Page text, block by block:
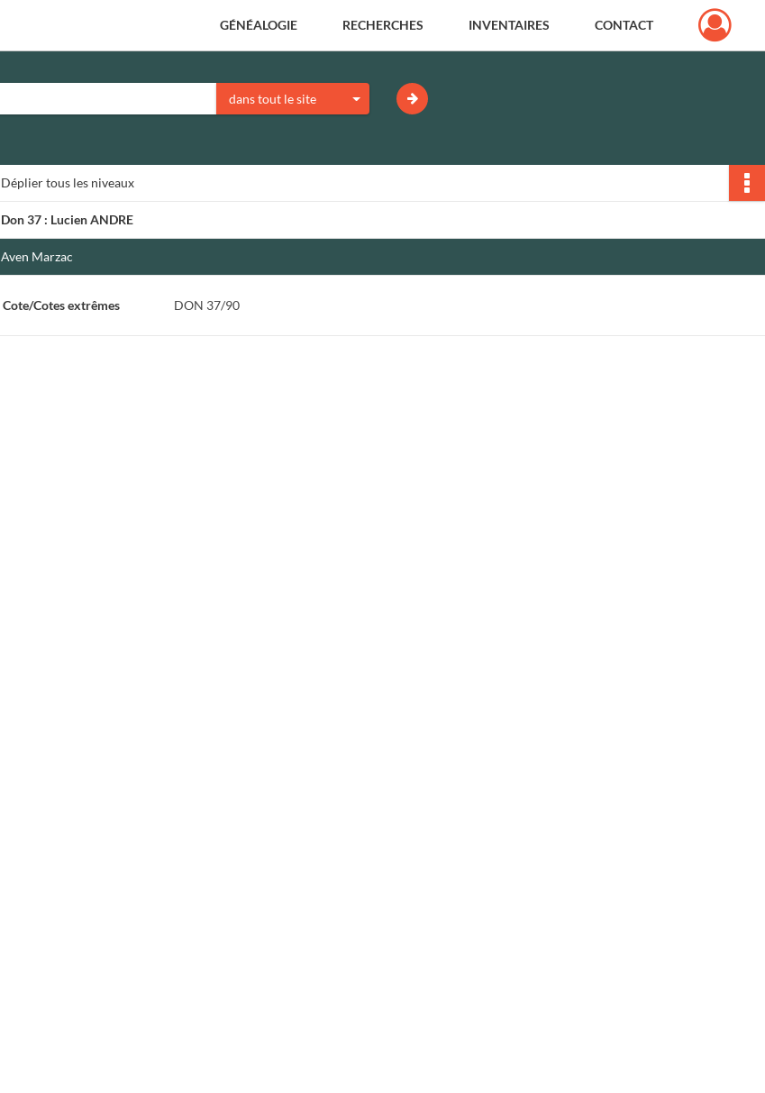
GÉNÉALOGIE RECHERCHES INVENTAIRES CONTACT
dans tout le site
Dépliertous les niveaux
Don 37 : Lucien ANDRE
Aven Marzac
Cote/Cotes extrêmes DON 37/90